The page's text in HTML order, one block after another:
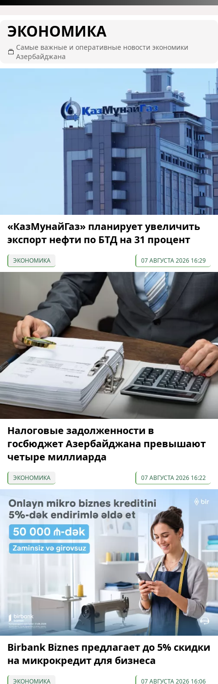
ЭКОНОМИКА
Самые важные и оперативные новости экономики
Азербайджана
«КазМунайГаз» планирует увеличить
экспорт нефти по БТД на 31 процент
ЭКОНОМИКА 07 АВГУСТА 2026 16:29
Налоговые задолженности в
госбюджет Азербайджана превышают
четыре миллиарда
ЭКОНОМИКА 07 АВГУСТА 2026 16:22
Birbank Biznes предлагает до 5% скидки
на микрокредит для бизнеса
ЭКОНОМИКА 07 АВГУСТА 2026 16:06